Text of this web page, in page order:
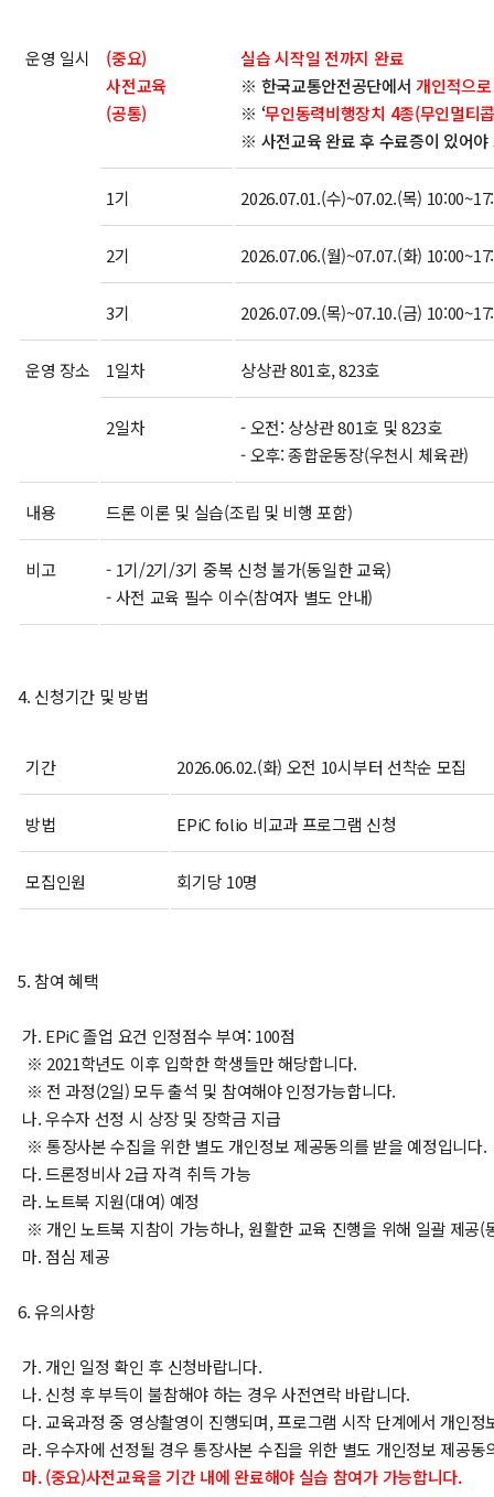
운영 일시
(중요)
사전교육
(공통)
실습 시작일 전까지 완료
※ 한국교통안전공단에서개인적으
※ ‘무인동력비행장치 4종(무인멀티
※ 사전교육 완료 후 수료증이 있어
1기 2026.07.01.(수)~07.02.(목)
2기 2026.07.06.(월)~07.07.(화)
3기 2026.07.09.(목)~07.10.(금)
운영 장소 1일차 상상관 801호, 823호
2일차
- 오전: 상상관 801호 및 823호
- 오후: 종합운동장(우천시 체육관)
내용 드론 이론 및 실습(조립 및 비행 포함)
비고
- 1기/2기/3기 중복 신청 불가(동일한 교육)
- 사전 교육 필수 이수(참여자 별도 안내)
4. 신청기간 및 방법
기간 2026.06.02.(화) 오전 10시부터 선착순 모집
방법 EPiC folio 비교과 프로그램 신청
모집인원 회기당 10명
5. 참여 혜택
가. EPiC 졸업 요건 인정점수 부여: 100점
※ 2021학년도 이후 입학한 학생들만 해당합니다.
※ 전 과정(2일) 모두 출석 및 참여해야 인정가능합니다.
나. 우수자 선정 시 상장 및 장학금 지급
※ 통장사본 수집을 위한 별도 개인정보 제공동의를 받을 예정입니다.
다. 드론정비사 2급 자격 취득 가능
라. 노트북 지원(대여) 예정
※ 개인 노트북 지참이 가능하나, 원활한 교육 진행을 위해 일괄 제공
마. 점심 제공
6. 유의사항
가. 개인 일정 확인 후 신청바랍니다.
나. 신청 후 부득이 불참해야 하는 경우 사전연락 바랍니다.
다. 교육과정 중 영상촬영이 진행되며, 프로그램 시작 단계에서 개인
라. 우수자에 선정될 경우 통장사본 수집을 위한 별도 개인정보 제공동
마. (중요)사전교육을 기간 내에 완료해야 실습 참여가 가능합니다.